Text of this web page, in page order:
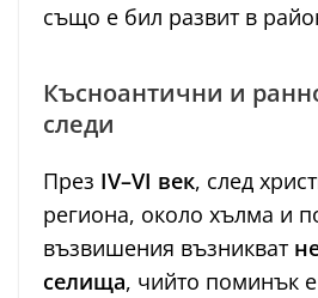
също е бил развит в
Късноантични и
следи
През IV–VI век, след
региона, около хълма и
възвишения възникват
селища, чийто поминък